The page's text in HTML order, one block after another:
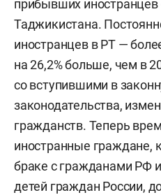
прибывших иностранцев
Таджикистана.
иностранцев в РТ —
на 26,2% больше, чем в
со вступившими в
законодательства,
гражданств. Теперь
иностранные граждане,
браке с гражданами РФ
детей граждан России,